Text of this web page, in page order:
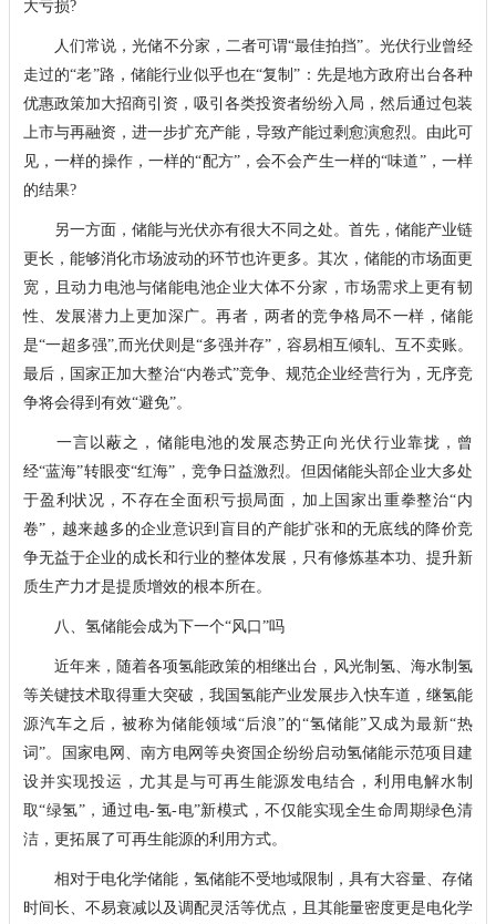
大亏损?
人们常说，光储不分家，二者可谓“最佳拍挡”。光伏行业曾经
走过的“老”路，储能行业似乎也在“复制”：先是地方政府出台各种
优惠政策加大招商引资，吸引各类投资者纷纷入局，然后通过包装
上市与再融资，进一步扩充产能，导致产能过剩愈演愈烈。由此可
见，一样的操作，一样的“配方”，会不会产生一样的“味道”，一样
的结果?
另一方面，储能与光伏亦有很大不同之处。首先，储能产业链
更长，能够消化市场波动的环节也许更多。其次，储能的市场面更
宽，且动力电池与储能电池企业大体不分家，市场需求上更有韧
性、发展潜力上更加深广。再者，两者的竞争格局不一样，储能
是“一超多强”,而光伏则是“多强并存”，容易相互倾轧、互不卖账。
最后，国家正加大整治“内卷式”竞争、规范企业经营行为，无序竞
争将会得到有效“避免”。
一言以蔽之，储能电池的发展态势正向光伏行业靠拢，曾
经“蓝海”转眼变“红海”，竞争日益激烈。但因储能头部企业大多处
于盈利状况，不存在全面积亏损局面，加上国家出重拳整治“内
卷”，越来越多的企业意识到盲目的产能扩张和的无底线的降价竞
争无益于企业的成长和行业的整体发展，只有修炼基本功、提升新
质生产力才是提质增效的根本所在。
八、氢储能会成为下一个“风口”吗
近年来，随着各项氢能政策的相继出台，风光制氢、海水制氢
等关键技术取得重大突破，我国氢能产业发展步入快车道，继氢能
源汽车之后，被称为储能领域“后浪”的“氢储能”又成为最新“热
词”。国家电网、南方电网等央资国企纷纷启动氢储能示范项目建
设并实现投运，尤其是与可再生能源发电结合，利用电解水制
取“绿氢”，通过电-氢-电”新模式，不仅能实现全生命周期绿色清
洁，更拓展了可再生能源的利用方式。
相对于电化学储能，氢储能不受地域限制，具有大容量、存储
时间长、不易衰减以及调配灵活等优点，且其能量密度更是电化学